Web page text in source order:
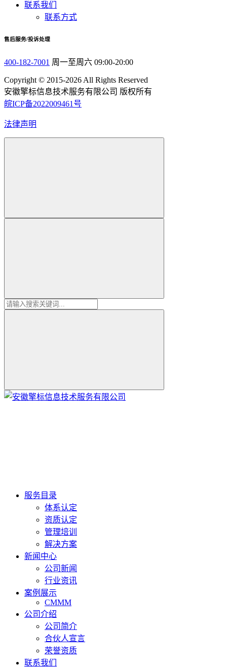
联系我们
联系方式
售后服务/投诉处理
400-182-7001 周一至周六 09:00-20:00
Copyright © 2015-2026 All Rights Reserved
安徽擎标信息技术服务有限公司 版权所有
皖ICP备2022009461号
法律声明
服务目录
体系认定
资质认定
管理培训
解决方案
新闻中心
公司新闻
行业资讯
案例展示
CMMM
公司介绍
公司简介
合伙人宣言
荣誉资质
联系我们